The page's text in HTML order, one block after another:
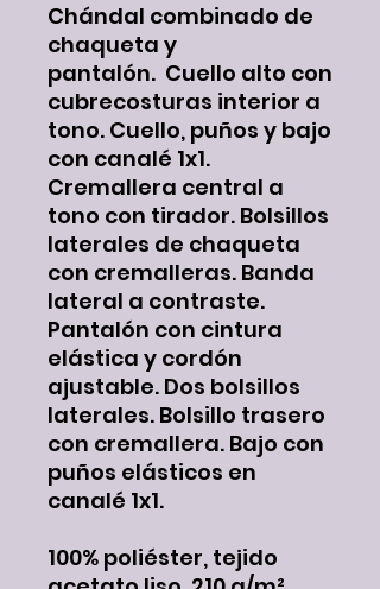
Chándal combinado de
chaqueta y
pantalón. Cuello alto con
cubrecosturas interior a
tono. Cuello, puños y bajo
con canalé 1x1.
Cremallera central a
tono con tirador. Bolsillos
laterales de chaqueta
con cremalleras. Banda
lateral a contraste.
Pantalón con cintura
elástica y cordón
ajustable. Dos bolsillos
laterales. Bolsillo trasero
con cremallera. Bajo con
puños elásticos en
canalé 1x1.
100% poliéster, tejido